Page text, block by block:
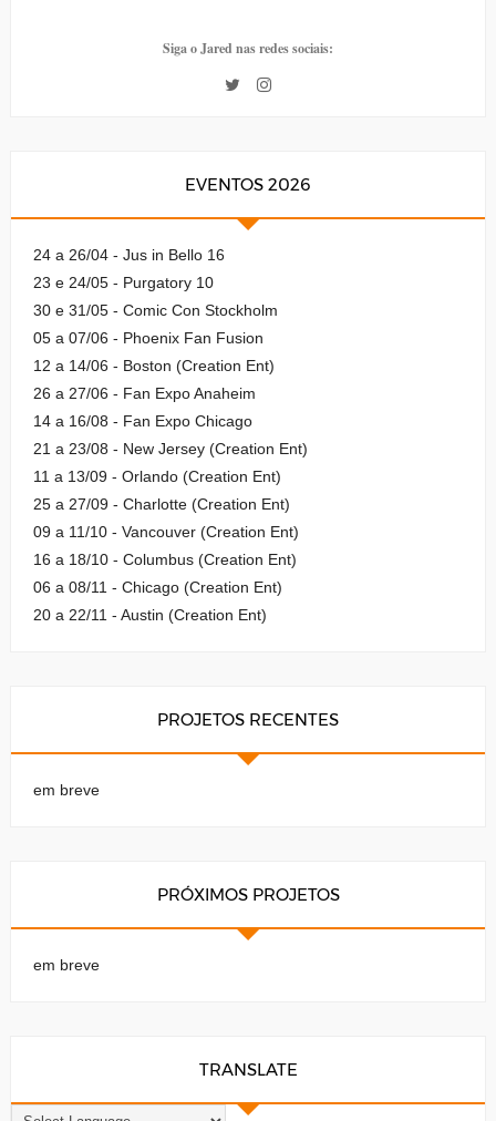
Siga o Jared nas redes sociais:
EVENTOS 2026
24 a 26/04 - Jus in Bello 16
23 e 24/05 - Purgatory 10
30 e 31/05 - Comic Con Stockholm
05 a 07/06 - Phoenix Fan Fusion
12 a 14/06 - Boston (Creation Ent)
26 a 27/06 - Fan Expo Anaheim
14 a 16/08 - Fan Expo Chicago
21 a 23/08 - New Jersey (Creation Ent)
11 a 13/09 - Orlando (Creation Ent)
25 a 27/09 - Charlotte (Creation Ent)
09 a 11/10 - Vancouver (Creation Ent)
16 a 18/10 - Columbus (Creation Ent)
06 a 08/11 - Chicago (Creation Ent)
20 a 22/11 - Austin (Creation Ent)
PROJETOS RECENTES
em breve
PRÓXIMOS PROJETOS
em breve
TRANSLATE